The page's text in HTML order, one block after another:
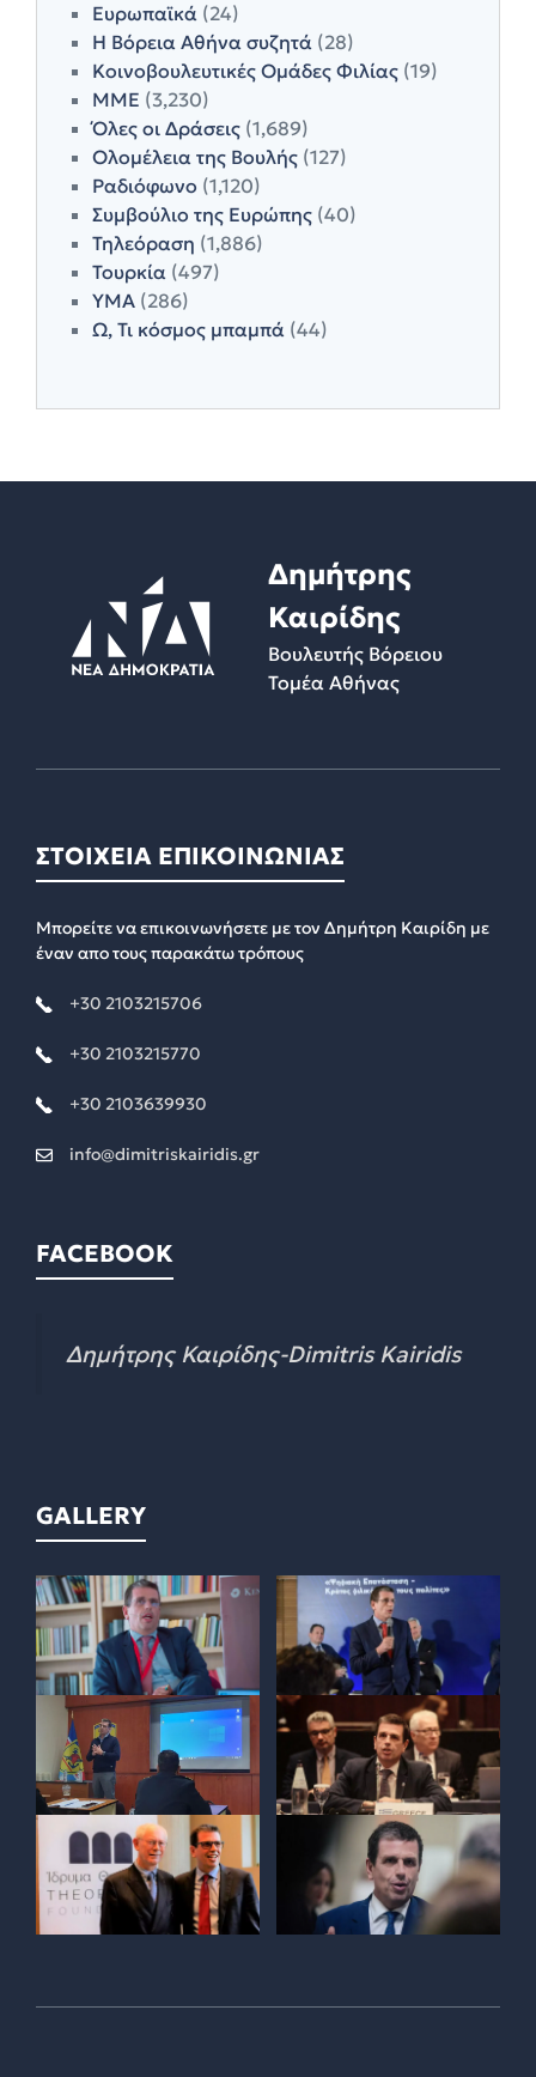
Ευρωπαϊκά (24)
Η Βόρεια Αθήνα συζητά (28)
Κοινοβουλευτικές Ομάδες Φιλίας (19)
ΜΜΕ (3,230)
Όλες οι Δράσεις (1,689)
Ολομέλεια της Βουλής (127)
Ραδιόφωνο (1,120)
Συμβούλιο της Ευρώπης (40)
Τηλεόραση (1,886)
Τουρκία (497)
ΥΜΑ (286)
Ω, Τι κόσμος μπαμπά (44)
Δημήτρης
Καιρίδης
Βουλευτής Βόρειου
Τομέα Αθήνας
ΣΤΟΙΧΕΙΑ ΕΠΙΚΟΙΝΩΝΙΑΣ
Μπορείτε να επικοινωνήσετε με τον Δημήτρη Καιρίδη με
έναν απο τους παρακάτω τρόπους
+30 2103215706
+30 2103215770
+30 2103639930
info@dimitriskairidis.gr
FACEBOOK
Δημήτρης Καιρίδης-Dimitris Kairidis
GALLERY